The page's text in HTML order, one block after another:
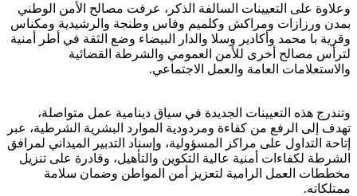
وعلاوة على التعيينات السالفة الذكر، عرفت مصالح الأمن الوطني
بمدن ورزازات ومراكش وكلميم وفاس وطنجة والرشيدية ومكناس
وقرية با محمد وأكادير وسلا والدار البيضاء وضع الثقة في أطر أمنية
لترأس مصالح أخرى للأمن العمومي والشرطة القضائية
والاستعلامات العامة والعمل الاجتماعي.
وتندرج هذه التعيينات الجديدة في سياق دينامية عمل متواصلة،
تهدف إلى الرفع من كفاءة ومردودية الموارد البشرية الشرطية، عبر
إتاحة التداول على مراكز المسؤولية، وإسناد التدبير الميداني لمرافق
الشرطة لكفاءات أمنية عالية التكوين والتأهيل، وقادرة على تنزيل
مخططات العمل الرامية لتعزيز أمن المواطن وضمان سلامة
ممتلكاته.